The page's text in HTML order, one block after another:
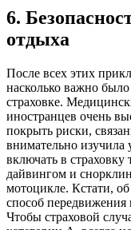
6.
отдыха
После всех этих
насколько важно было
страховке.
иностранцев очень
покрыть риски,
внимательно изучила
включать в страховку
дайвингом и
мотоцикле. Кстати,
способ
Чтобы страховой